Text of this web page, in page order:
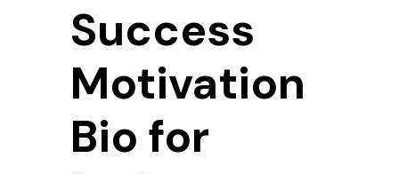
Success
Motivation
Bio for